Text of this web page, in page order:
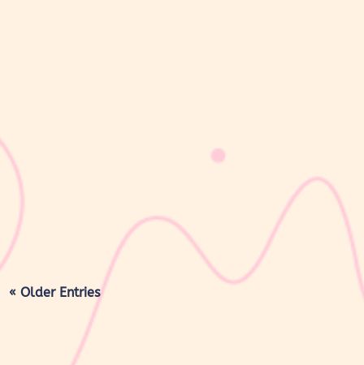
kulit bayi baru lahir sering kali membuat Mom & Dad khawatir.
Tidak jarang lapisan ini dianggap sebagai kotoran atau sisa cairan
persalinan yang harus segera dibersihkan, terutama jika jumlahnya
« Older Entries